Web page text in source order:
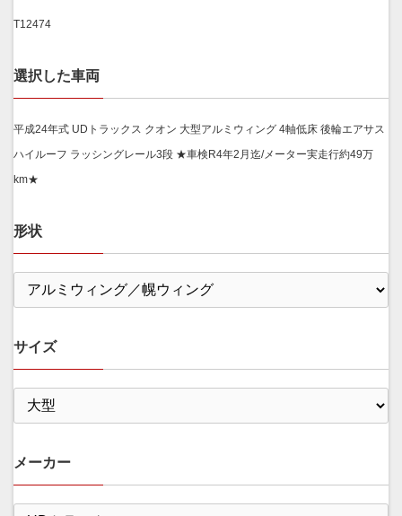
T12474
選択した車両
平成24年式 UDトラックス クオン 大型アルミウィング 4軸低床 後輪エアサス
ハイルーフ ラッシングレール3段 ★車検R4年2月迄/メーター実走行約49万
km★
形状
サイズ
メーカー